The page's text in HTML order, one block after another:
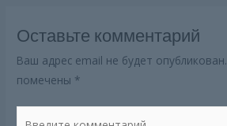
Оставьте комментарий
Ваш адрес email не будет опубликован.
помечены *